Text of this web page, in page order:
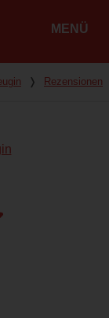
MENÜ
❭ Rezensionen